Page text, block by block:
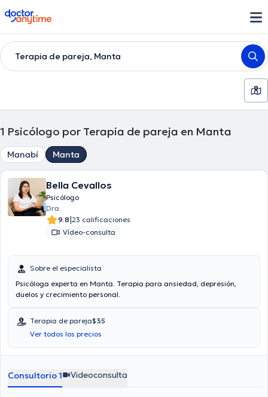
doctoranytime
Terapia de pareja, Manta
1 Psicólogo por Terapia de pareja en Manta
Manabí Manta
Bella Cevallos
Psicólogo
Dra.
9.8|23 calificaciones
Vídeo-consulta
Sobre el especialista
Psicóloga experta en Manta. Terapia para ansiedad, depresión,
duelos y crecimiento personal.
Terapia de pareja$35
Ver todos los precios
Consultorio 1 Videoconsulta